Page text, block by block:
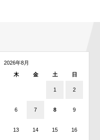
2026年8月
木 金 土 日
1 2
6 7 8 9
13 14 15 16